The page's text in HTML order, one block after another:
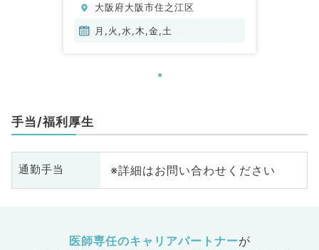
大阪府大阪市住之江区
月,火,水,木,金,土
手当/福利厚生
通勤手当 ※詳細はお問い合わせください
医師専任のキャリアパートナーが